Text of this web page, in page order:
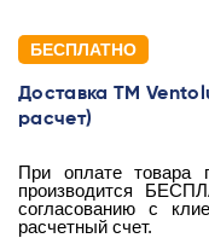
БЕСПЛАТНО
Доставка ТМ
расчет)
При оплате товара
производится
согласованию с
расчетный счет.